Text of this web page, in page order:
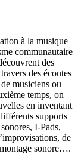
à la musique
communautaire
des
des écoutes
musiciens ou
temps, on
en inventant
supports
I-Pads,
de
sonore….